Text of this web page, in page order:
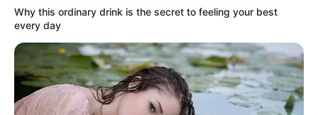
Amalfi (Antioquia), en
asesinatos en menos de
una semana
ELECCIONES
Why this ordinary drink is the secret to feeling your best
every day